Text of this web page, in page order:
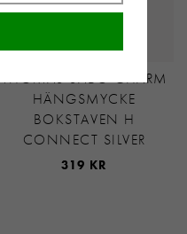
THOMAS SABO CHARM
HÄNGSMYCKE
BOKSTAVEN H
CONNECT SILVER
319 KR